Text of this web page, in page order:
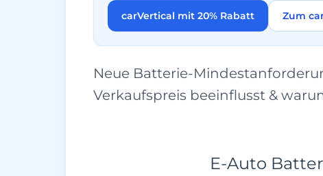
carVertical mit 20% Rabatt Zum
Neue Batterie-
Verkaufspreis beeinflusst &
E-Auto